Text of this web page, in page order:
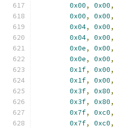
0x00, 0x00,
0x00, 0x00,
0x04, 0x00,
0x04, 0x00,
0x0e, 0x00,
0x0e, 0x00,
0x1f, 0x00,
0x1f, 0x00,
0x3f, 0x80,
0x3f, 0x80,
0x7f, 0xc0,
0x7f, 0xc0,